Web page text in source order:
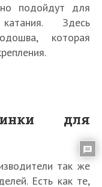
подойдут для
Здесь
которая
для
так же
Есть как те,